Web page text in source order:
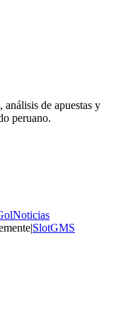
de apuestas y
peruano.
|SlotGMS